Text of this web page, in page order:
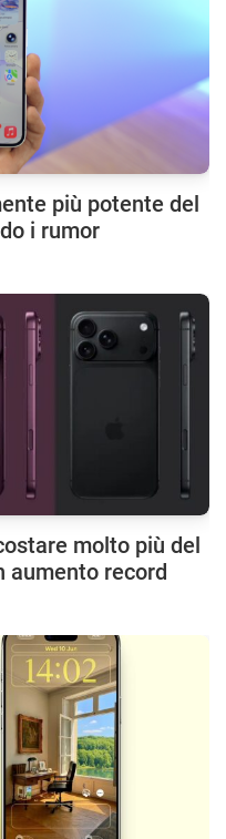
più potente del
i rumor
molto più del
aumento record